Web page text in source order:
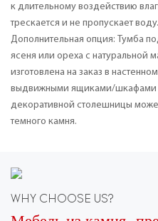
к длительному воздействию
трескается и не пропускает воду.
Дополнительная опция: Тумба
ясеня или ореха с натуральной
изготовлена ​​на заказ в
выдвижными ящиками/шкафами
декоративной столешницы
темного камня.
WHY CHOOSE US?